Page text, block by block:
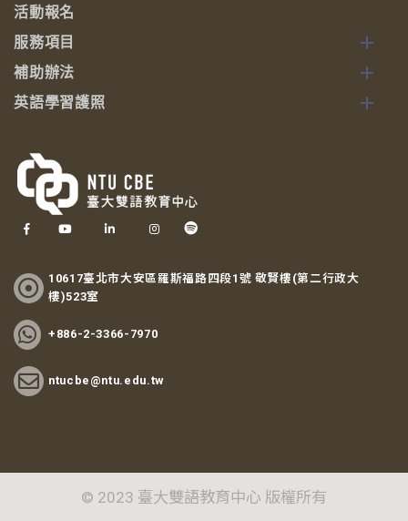
10617臺北市大安區羅斯福路四段1號 敬賢樓(第二行政大
樓)523室
+886-2-3366-7970
ntucbe@ntu.edu.tw
活動報名
服務項目
補助辦法
英語學習護照
© 2023 臺大雙語教育中心 版權所有